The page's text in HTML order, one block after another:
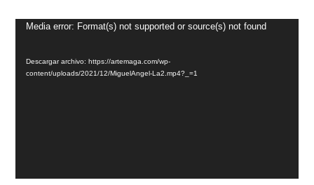
Reproductor
vídeo
Media error: Format(s) not supported or source(s) not found
Descargar archivo: https://artemaga.com/wp-
content/uploads/2021/12/MiguelAngel-La2.mp4?_=1